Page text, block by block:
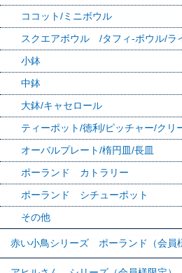
ココット/ミニボウル
スクエアボウル /タフィ-ボウル/ラ
小鉢
中鉢
大鉢/キャセロール
ティーポット/徳利/ピッチャー/クリ
オーバルプレート/楕円皿/長皿
ポーランド カトラリー
ポーランド シチューポット
その他
赤い小鳥シリーズ ポーランド（会員